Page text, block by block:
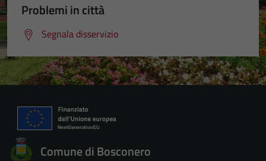
Problemi in città
Segnala disservizio
Comune di Bosconero